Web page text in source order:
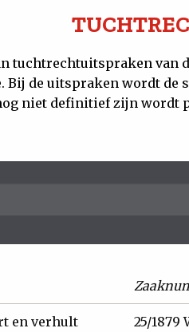
tuchtrechtuitspraken van
Bij de uitspraken wordt
niet definitief zijn wordt
en verhult
25/1879